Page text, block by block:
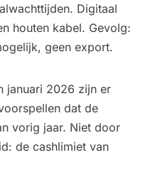
Digitaal
houten kabel. Gevolg:
geen export.
januari 2026 zijn er
dat de
vorig jaar. Niet door
de cashlimiet van